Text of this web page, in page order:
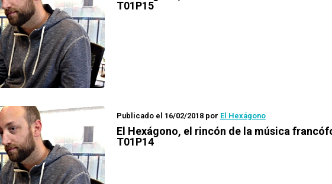
T01P15
Publicado el 16/02/2018 por El Hexágono
El Hexágono, el rincón de la música
T01P14